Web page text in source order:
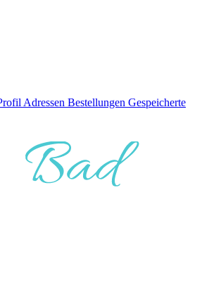
Adressen Bestellungen Gespeicherte